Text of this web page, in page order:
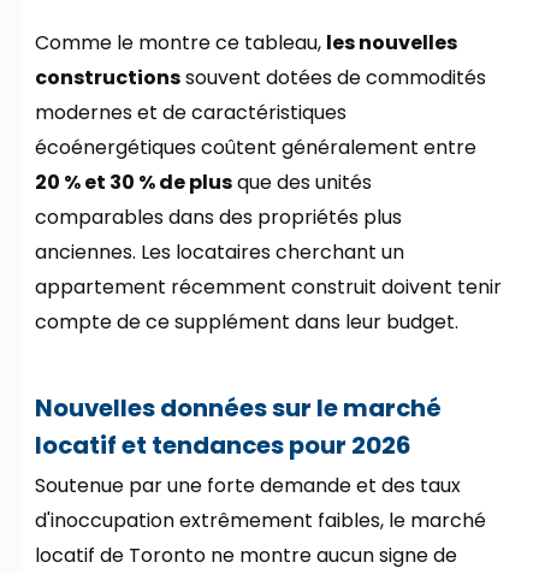
Comme le montre ce tableau, les nouvelles
constructionssouvent dotées de commodités
modernes et de caractéristiques
écoénergétiques coûtent généralement entre
20 % et 30 % de plusque des unités
comparables dans des propriétés plus
anciennes. Les locataires cherchant un
appartement récemment construit doivent tenir
compte de ce supplément dans leur budget.
Nouvelles données sur le marché
locatif et tendances pour 2026
Soutenue par une forte demande et des taux
d'inoccupation extrêmement faibles, le marché
locatif de Toronto ne montre aucun signe de